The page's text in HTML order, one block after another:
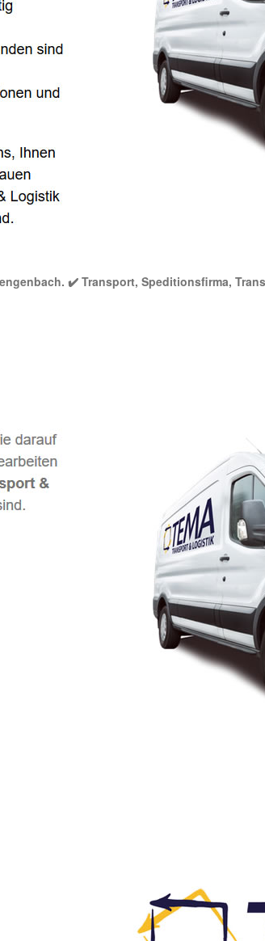
✔️ Transport, Speditionsfirma,